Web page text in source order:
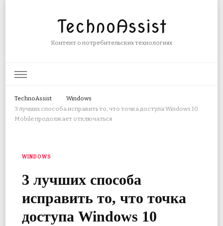
TechnoAssist
Контент о потребительских технологиях
TechnoAssist
Windows
3 лучших способа исправить то, что точка доступа Windows 10
Mobile продолжает отключаться
WINDOWS
3 лучших способа
исправить то, что точка
доступа Windows 10